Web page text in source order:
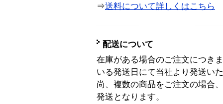
⇒送料について詳しくはこちら
配送について
在庫がある場合のご注文につき
いる発送日にて当社より発送い
尚、複数の商品をご注文の場合
発送となります。